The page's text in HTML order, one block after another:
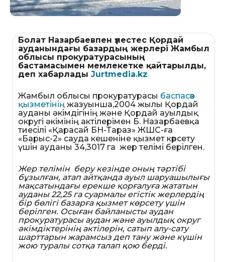
Болат Назарбаевпен үлестес Қордай
ауданындағы базардың жерлері Жамбыл
облысы прокуратурасының
бастамасымен мемлекетке қайтарылды,
деп хабарлады Jurtmedia.kz
Жамбыл облысы прокуратурасы баспасөз
қызметінің жазуынша,2004 жылы Қордай
ауданы әкімдігінің және Қордай ауылдық
округі әкімінің актілерімен Б. Назарбаевқа
тиесілі «Қарасай БН-Тараз» ЖШС-ға
«Барыс-2» сауда кешеніне қызмет көрсету
үшін ауданы 34,3017 га жер телімі берілген.
Жер телімін беру кезінде оның тәртібі
бұзылған, атап айтқанда ауыл шаруашылығы
мақсатындағы ерекше қорғалуға жататын
ауданы 22,25 га суармалы егістік жерлердің
бір бөлігі базарға қызмет көрсету үшін
берілген. Осыған байланысты аудан
прокуратурасы аудан және ауылдық округ
әкімдіктерінің актілерін, сатып алу-сату
шарттарын жарамсыз деп тану және күшін
жою туралы сотқа талап қою берді.